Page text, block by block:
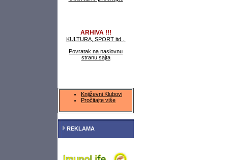
ARHIVA !!!
KULTURA, SPORT itd...
Povratak na naslovnu
stranu sajta
Književni Klubovi
Pročitajte više
REKLAMA